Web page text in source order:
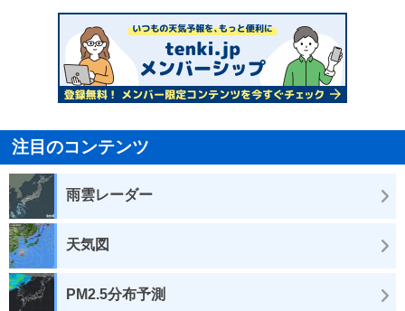
注目のコンテンツ
雨雲レーダー
天気図
PM2.5分布予測